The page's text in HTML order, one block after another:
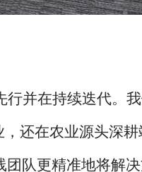
并在持续迭代。
还在农业源头深
队更精准地将解